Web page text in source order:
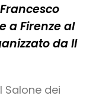
a Firenze al
da Il
Salone dei